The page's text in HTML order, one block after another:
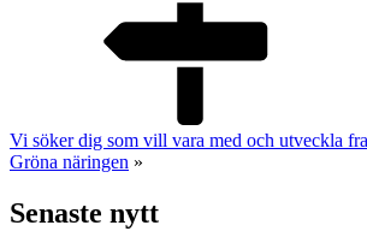
Vi söker dig som vill vara med och utveckla
Gröna näringen »
Senaste nytt